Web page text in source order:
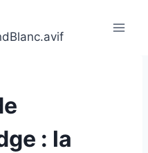
: la